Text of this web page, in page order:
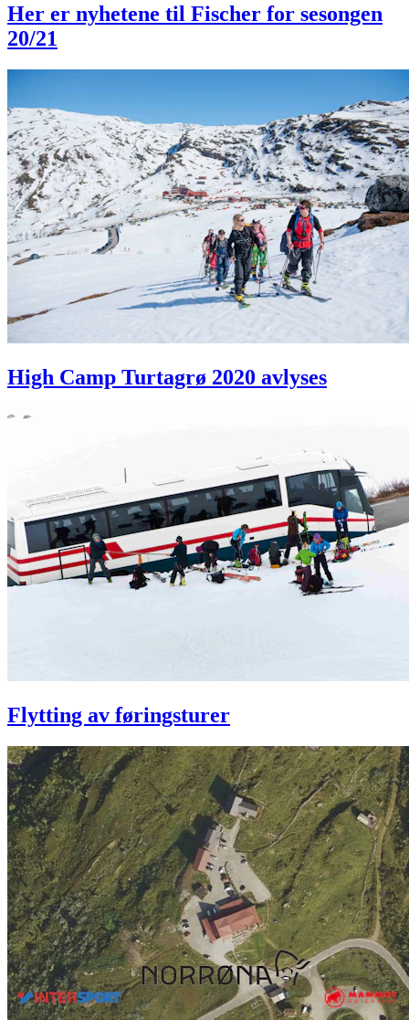
Her er nyhetene til Fischer for sesongen
20/21
High Camp Turtagrø 2020 avlyses
Flytting av føringsturer